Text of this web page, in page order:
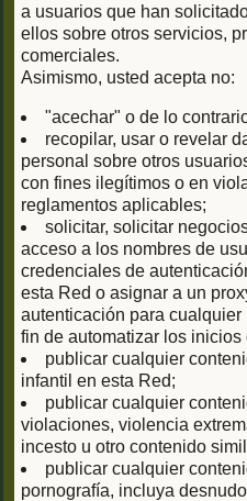
a usuarios que han
ellos sobre otros servicios,
comerciales.
Asimismo, usted acepta no:
"acechar" o de lo
recopilar, usar o revelar
personal sobre otros
con fines ilegítimos o en
reglamentos aplicables;
solicitar, solicitar
acceso a los nombres de
credenciales de
esta Red o asignar a un
autenticación para cualquier
fin de automatizar los
publicar cualquier
infantil en esta Red;
publicar cualquier
violaciones, violencia
incesto u otro contenido
publicar cualquier
pornografía, incluya